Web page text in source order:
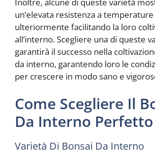
un’elevata resistenza a
ulteriormente facilitando la loro
all’interno. Scegliere una di queste
garantirà il successo nella
da interno, garantendo loro le
per crescere in modo sano e
Come Scegliere Il
Da Interno Perfetto
Varietà Di Bonsai Da Interno